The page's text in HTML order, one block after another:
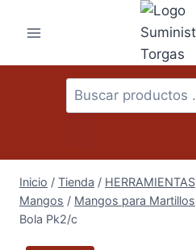
Búsqueda
de
Inicio / Tienda / HERRAMIENTAS
Mangos / Mangos para Martillos
Bola Pk2/c